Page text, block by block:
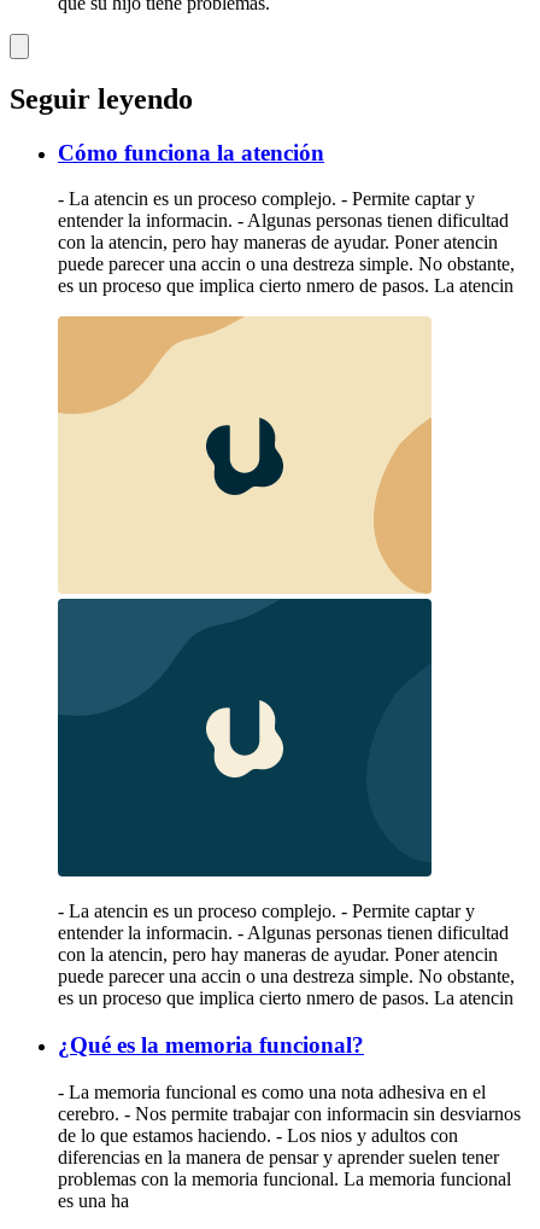
Seguir leyendo
Cómo funciona la atención
- La atencin es un proceso complejo. - Permite captar y
entender la informacin. - Algunas personas tienen dificultad
con la atencin, pero hay maneras de ayudar. Poner atencin
puede parecer una accin o una destreza simple. No obstante,
es un proceso que implica cierto nmero de pasos. La atencin
- La atencin es un proceso complejo. - Permite captar y
entender la informacin. - Algunas personas tienen dificultad
con la atencin, pero hay maneras de ayudar. Poner atencin
puede parecer una accin o una destreza simple. No obstante,
es un proceso que implica cierto nmero de pasos. La atencin
¿Qué es la memoria funcional?
- La memoria funcional es como una nota adhesiva en el
cerebro. - Nos permite trabajar con informacin sin desviarnos
de lo que estamos haciendo. - Los nios y adultos con
diferencias en la manera de pensar y aprender suelen tener
problemas con la memoria funcional. La memoria funcional
es una ha